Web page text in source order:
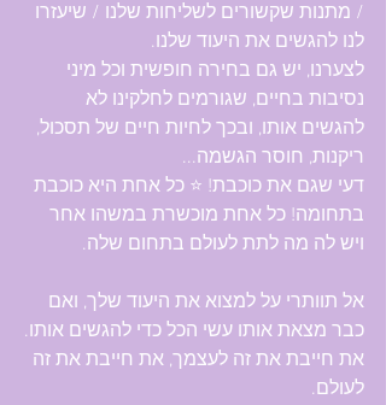
/ מתנות שקשורים לשליחות שלנו / שיעזרו
לנו להגשים את היעוד שלנו.
לצערנו, יש גם בחירה חופשית וכל מיני
נסיבות בחיים, שגורמים לחלקינו לא
להגשים אותו, ובכך לחיות חיים של תסכול,
ריקנות, חוסר הגשמה...
דעי שגם את כוכבת! ⭐ כל אחת היא כוכבת
בתחומה! כל אחת מוכשרת במשהו אחר
ויש לה מה לתת לעולם בתחום שלה.
אל תוותרי על למצוא את היעוד שלך, ואם
כבר מצאת אותו עשי הכל כדי להגשים אותו.
את חייבת את זה לעצמך, את חייבת את זה
לעולם.